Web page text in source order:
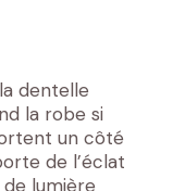
la dentelle
la robe si
un côté
de l’éclat
lumière